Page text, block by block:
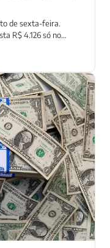
de sexta-feira.
R$ 4.126 só no